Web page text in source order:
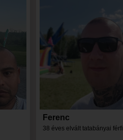
Ferenc
38 éves elvált tatabányai férfi